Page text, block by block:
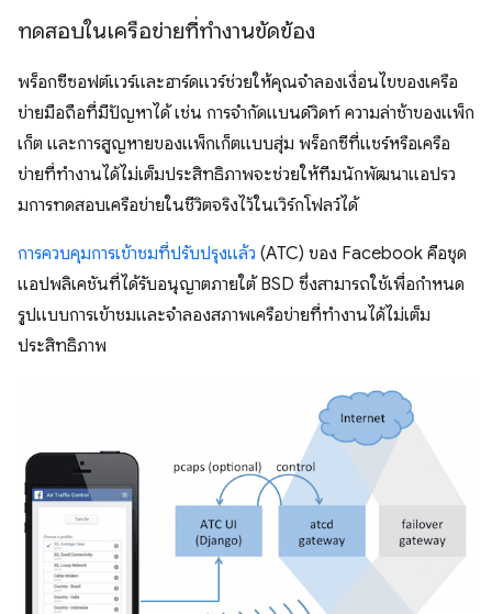
ทดสอบในเครือข่ายที่ทำงานขัดข้อง
พร็อกซีซอฟต์แวร์และฮาร์ดแวร์ช่วยให้คุณจำลองเงื่อนไขของเครือ
ข่ายมือถือที่มีปัญหาได้ เช่น การจำกัดแบนด์วิดท์ ความล่าช้าของแพ็ก
เก็ต และการสูญหายของแพ็กเก็ตแบบสุ่ม พร็อกซีที่แชร์หรือเครือ
ข่ายที่ทำงานได้ไม่เต็มประสิทธิภาพจะช่วยให้ทีมนักพัฒนาแอปรว
มการทดสอบเครือข่ายในชีวิตจริงไว้ในเวิร์กโฟลว์ได้
การควบคุมการเข้าชมที่ปรับปรุงแล้ว (ATC) ของ Facebook คือชุด
แอปพลิเคชันที่ได้รับอนุญาตภายใต้ BSD ซึ่งสามารถใช้เพื่อกำหนด
รูปแบบการเข้าชมและจำลองสภาพเครือข่ายที่ทำงานได้ไม่เต็ม
ประสิทธิภาพ